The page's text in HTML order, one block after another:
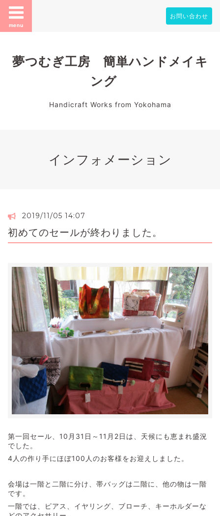
menu
お問い合わせ
夢つむぎ工房 簡単ハンドメイキ
ング
Handicraft Works from Yokohama
インフォメーション
2019/11/05 14:07
初めてのセールが終わりました。
第一回セール、10月31日～11月2日は、天候にも恵まれ盛況
でした。
4人の作り手にほぼ100人のお客様をお迎えしました。
会場は一階と二階に分け、帯バッグは二階に、他の物は一階
です。
一階では、ピアス、イヤリング、ブローチ、キーホルダーな